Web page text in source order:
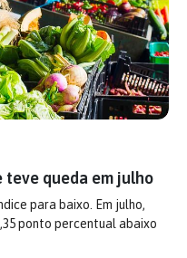
queda em julho
para baixo. Em julho,
ponto percentual abaixo